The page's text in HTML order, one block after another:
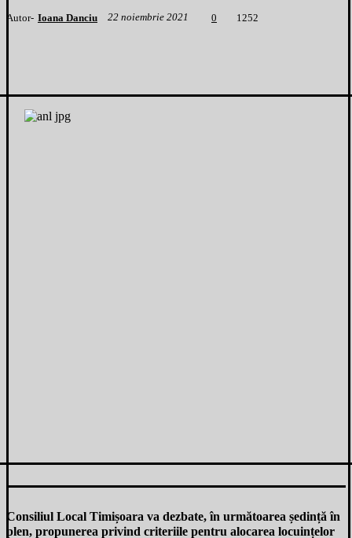
Autor- Ioana Danciu 22 noiembrie 2021 0 1 252
Consiliul Local Timișoara va dezbate, în următoarea ședință în
plen, propunerea privind criteriile pentru alocarea locuințelor